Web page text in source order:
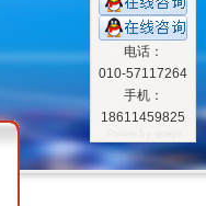
电话：
010-57117264
手机：
18611459825